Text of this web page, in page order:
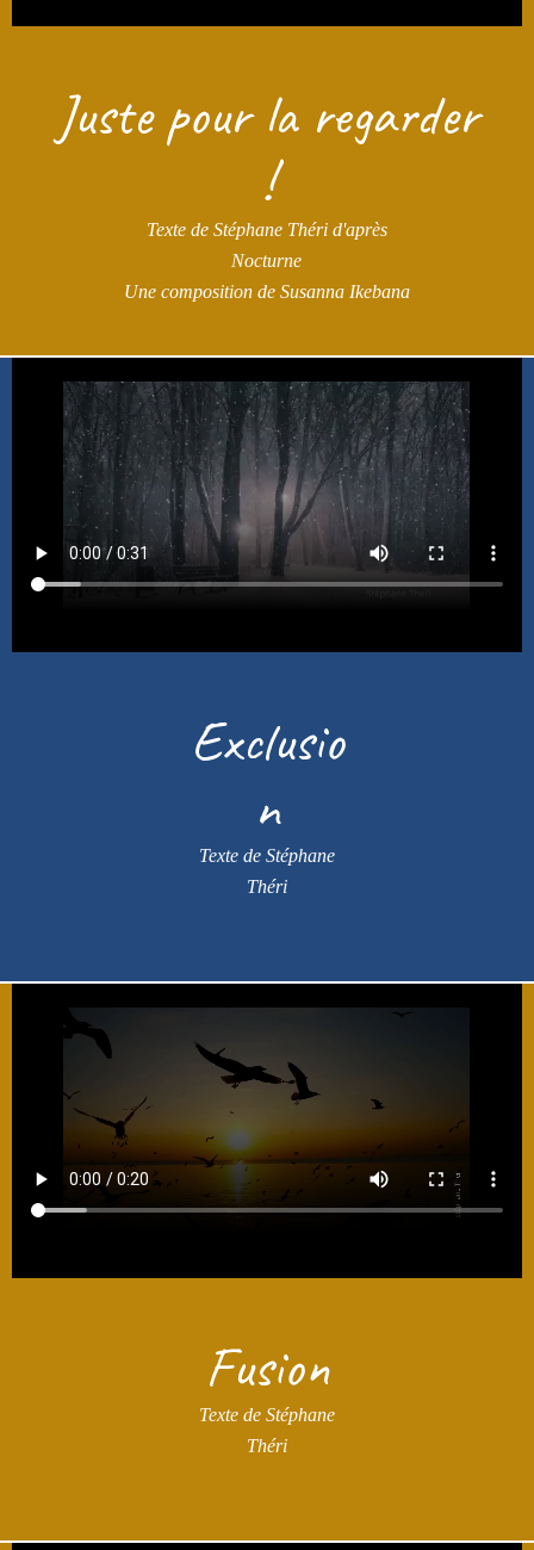
Juste pour la regarder
!
Texte de Stéphane Théri d'après
Nocturne
Une composition de Susanna Ikebana
Exclusio
n
Texte de Stéphane
Théri
Fusion
Texte de Stéphane
Théri